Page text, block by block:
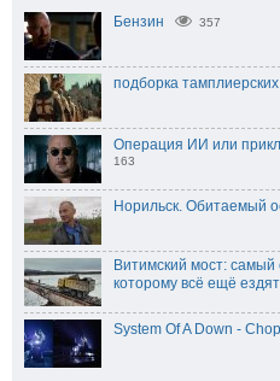
Бензин 357
подборка
Операция ИИ или
163
Норильск. Обитаемый
Витимский мост:
которому всё ещё ездят
System Of A Down -